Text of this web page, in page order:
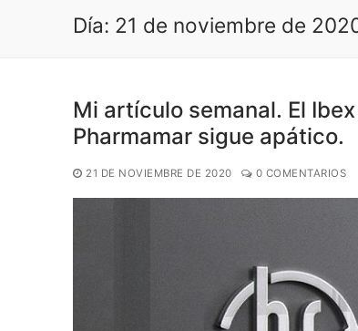
Día: 21 de noviembre de
Mi artículo semanal. El
Pharmamar sigue apático.
21 DE NOVIEMBRE DE 2020 0 COMENTARIOS